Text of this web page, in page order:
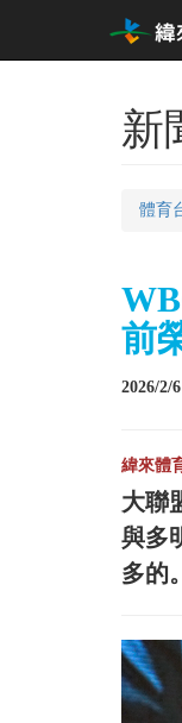
新
體育
前
2026/2/6
緯來體
大聯
與多
多的。